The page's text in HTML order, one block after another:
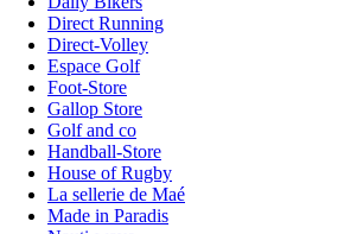
Direct Running
Direct-Volley
Espace Golf
Foot-Store
Gallop Store
Golf and co
Handball-Store
House of Rugby
La sellerie de Maé
Made in Paradis